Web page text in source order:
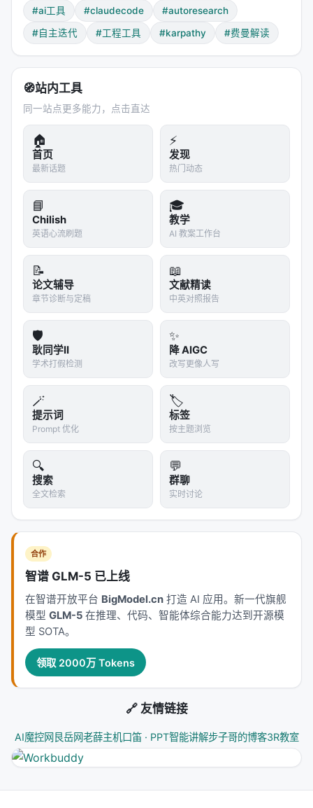
Karpathy的autoresearch是 专用工具：为ML训练优
化，约束是"只改train.py参数"。
度量由你指定，适用任何工程任务。但这也意味着
不会自动知道什么对你的项目好
好度量和边界。如果你说"优化性能"但不给具体指标，
它可能会把代码改得更快但更脆弱。
Q2：95% token reduction真的重要吗？
重要。在Claude Code里，上下文窗口是有限资源。
100K tokens的SKILL.md意味着你每次调用都要加载
一个"大部头"，剩下的窗口留给实际代码的空间就少
了。拆成5-8K的小模块后，agent可以加载更多代码
上下文，做更精确的修改。这是架构层面的优化
是简单的"文件拆分"。
Q3：9个安全Hook是过度设计吗？
不是。自主迭代的工具如果没有安全边界，风险极
高。想象一下：agent在循环中误读了你的
件，把密钥写进了日志，然后提交了。或者它为了"优
化性能"把
删了重新安装，结果破坏了
依赖版本。Hook系统是
必要的防护
Q4：这个项目的真正价值在哪？
我认为不是"14个命令"或"9个Hook"，而是它提出了一
个工程哲学
>目标（Goal） + 度量（Metric） + 循环（Loop）
= 可以交给AI的自主任务
这个公式是通用的。不管是优化性能、修复bug、生成
文档、还是安全审计，只要你能定义"好"和"更好"的机
械度量，就可以让AI自主迭代。
Claude Autoresearch的价值，是把这个哲学
工具
把Karpathy的实验证明有效的东西，做成每个工程师
都能用的skill。
1.度量定义成本：你需要花时间来定义"什么算好"。如
果度量没定义好，AI会优化错的东西。 2.
数和结构"，不是"提出全新架构"。如果你想让AI从零
#ai工具 #claudecode
#autoresearch
#自主迭代
#工程工具 #karpathy #费曼解读
🧭站内工具
同一站点更多能力，点击直达
🏠
首页
最新话题
⚡
发现
热门动态
📘
Chilish
英语心流刷题
🎓
教学
AI 教案工作台
📝
论文辅导
章节诊断与定稿
📖
文献精读
中英对照报告
🛡️
耿同学II
学术打假检测
✨
降 AIGC
改写更像人写
🪄
提示词
Prompt 优化
🏷️
标签
按主题浏览
🔍
搜索
全文检索
💬
群聊
实时讨论
合作
智谱 GLM-5 已上线
在智谱开放平台 BigModel.cn 打造 AI 应用。新一代旗舰
模型 GLM-5 在推理、代码、智能体综合能力达到开源模
型 SOTA。
领取 2000万 Tokens
🔗 友情链接
AI魔控网 艮岳网老薛主机口笛 · PPT智能讲解步子哥的博客3R教室